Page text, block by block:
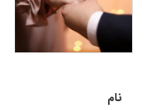
نام